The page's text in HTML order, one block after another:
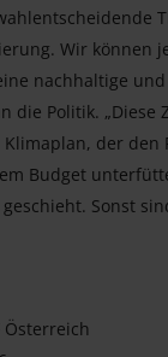
Wir können
nachhaltige
die Politik.
der
Budget
Sonst
Österreich